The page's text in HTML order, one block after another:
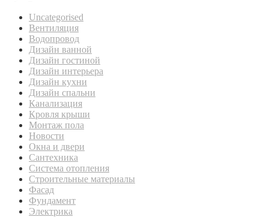
Uncategorised
Вентиляция
Водопровод
Дизайн ванной
Дизайн гостиной
Дизайн интерьера
Дизайн кухни
Дизайн спальни
Канализация
Кровля крыши
Монтаж пола
Новости
Окна и двери
Сантехника
Система отопления
Строительные материалы
Фасад
Фундамент
Электрика